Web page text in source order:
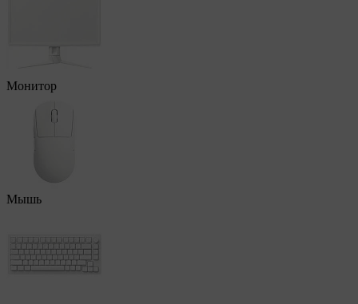
Монитор
Мышь